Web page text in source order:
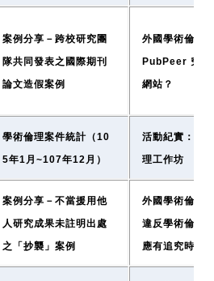
案例分享－跨校研究團
隊共同發表之國際期刊
論文造假案例
外國學術倫理
PubPeer 究竟
網站？
學術倫理案件統計（10
5年1月~107年12月）
活動紀實：科
理工作坊
案例分享－不當援用他
人研究成果未註明出處
之「抄襲」案例
外國學術倫理
違反學術倫理
應有追究時效